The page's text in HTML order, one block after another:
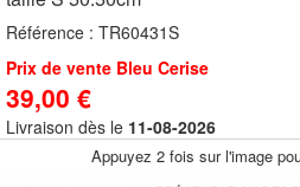
Référence : TR60431S
Prix de vente Bleu Cerise
39,00 €
Livraison dès le 11-08-2026
Appuyez 2 fois sur l'image